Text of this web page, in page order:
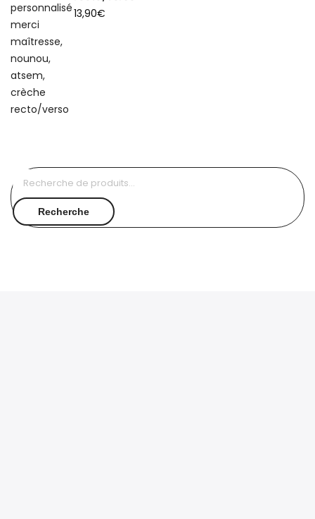
13,90€
Recherche